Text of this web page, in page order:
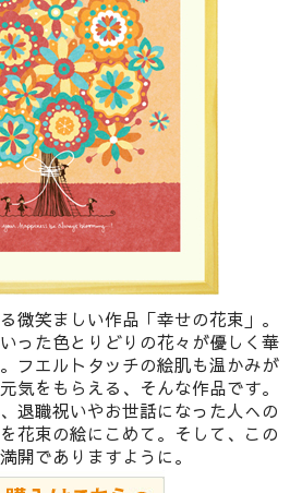
微笑ましい作品「幸せの花束」。
った色とりどりの花々が優しく華
フエルトタッチの絵肌も温かみが
気をもらえる、そんな作品です。
退職祝いやお世話になった人への
花束の絵にこめて。そして、この
開でありますように。